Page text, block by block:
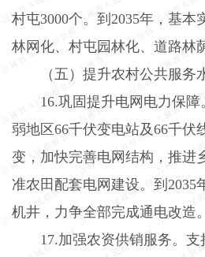
村屯3000个。到 2035年，基本
林网化、村屯园林化、道路林
（五）提升农村公共服务
16.巩固提升电网电力保
弱地区66千伏变电站及66千伏
变，加快完善电网结构，推进
准农田配套电网建设。到 2035
机井，力争全部完成通电改造。
17.加强农资供销服务。